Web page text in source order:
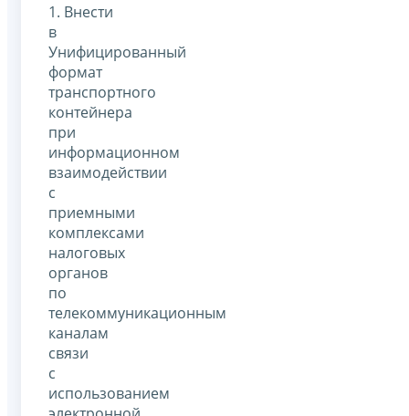
1. Внести
в
Унифицированный
формат
транспортного
контейнера
при
информационном
взаимодействии
с
приемными
комплексами
налоговых
органов
по
телекоммуникационным
каналам
связи
с
использованием